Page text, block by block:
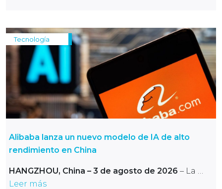
Tecnología
Alibaba lanza un nuevo modelo de IA de alto
rendimiento en China
HANGZHOU, China – 3 de agosto de 2026 – La …
Leer más